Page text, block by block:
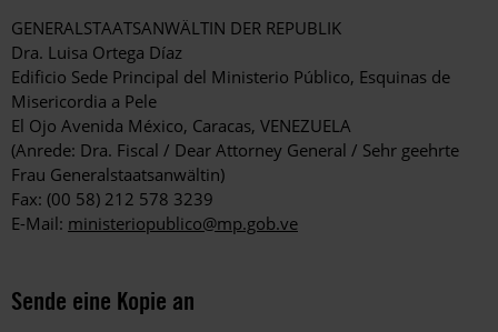
GENERALSTAATSANWÄLTIN DER REPUBLIK
Dra. Luisa Ortega Díaz
Edificio Sede Principal del Ministerio Público, Esquinas de
Misericordia a Pele
El Ojo Avenida México, Caracas, VENEZUELA
(Anrede: Dra. Fiscal / Dear Attorney General / Sehr geehrte
Frau Generalstaatsanwältin)
Fax: (00 58) 212 578 3239
E-Mail: ministeriopublico@mp.gob.ve
Sende eine Kopie an